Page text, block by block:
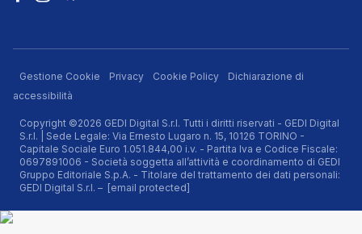
Gestione Cookie Privacy Cookie Policy
Dichiarazione di
accessibilità
Copyright ©2026 GEDI Digital S.r.l. Tutti i diritti riservati - GEDI Digital
S.r.l. | Sede Legale: Via Ernesto Lugaro n. 15, 10126 TORINO -
Capitale Sociale Euro 1.051.844,00 i.v. - Partita Iva e Codice Fiscale:
0697891006 - Società soggetta all’attività e coordinamento di GEDI
Gruppo Editoriale S.p.A. - Titolare del trattamento dei dati personali:
GEDI Digital S.r.l. – [email protected]